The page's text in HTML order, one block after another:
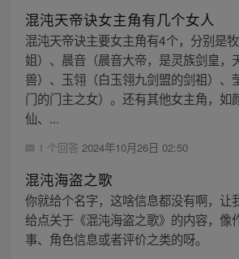
混沌天帝诀女主角有几个女人
混沌天帝诀主要女主角有4个，分别是
姐）、晨音（晨音大帝，是灵族剑皇，
兽）、玉翎（白玉翎九剑盟的剑祖）、
门的门主之女）。还有其他女主角，如
仙、...
1 个回答 2024年10月26日 02:50
混沌海盗之歌
你就给个名字，这啥信息都没有啊，让
给点关于《混沌海盗之歌》的内容，像
事、角色信息或者评价之类的呀。